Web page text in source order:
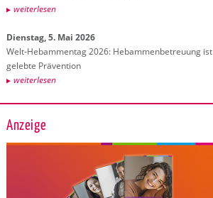
wei­ter­le­sen
Diens­tag, 5. Mai 2026
Welt-Heb­am­men­tag 2026: Heb­am­men­be­treu­ung ist
ge­leb­te Prä­ven­ti­on
wei­ter­le­sen
Anzeige